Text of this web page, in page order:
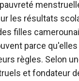
les résultats
filles
parce
règles. Selon
etfondateur